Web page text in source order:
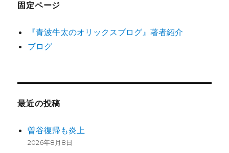
固定ページ
『青波牛太のオリックスブログ』著者紹介
ブログ
最近の投稿
曽谷復帰も炎上
2026年8月8日